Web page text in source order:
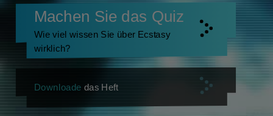
Machen Sie das Quiz
Wie viel wissen Sie über Ecstasy
wirklich?
Downloade das Heft